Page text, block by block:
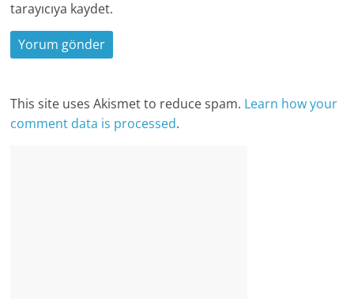
tarayıcıya kaydet.
This site uses Akismet to reduce spam. Learn how your
comment data is processed.